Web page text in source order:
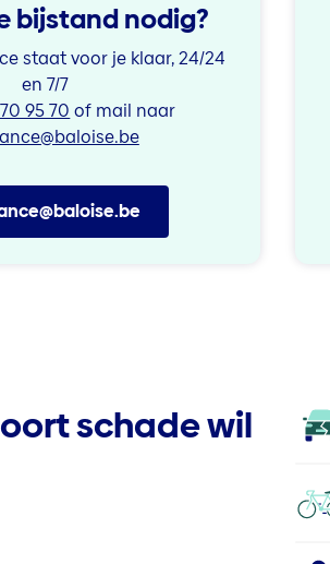
bijstand nodig?
staat voor je klaar, 24/24
en 7/7
95 70 of mail naar
schade wil